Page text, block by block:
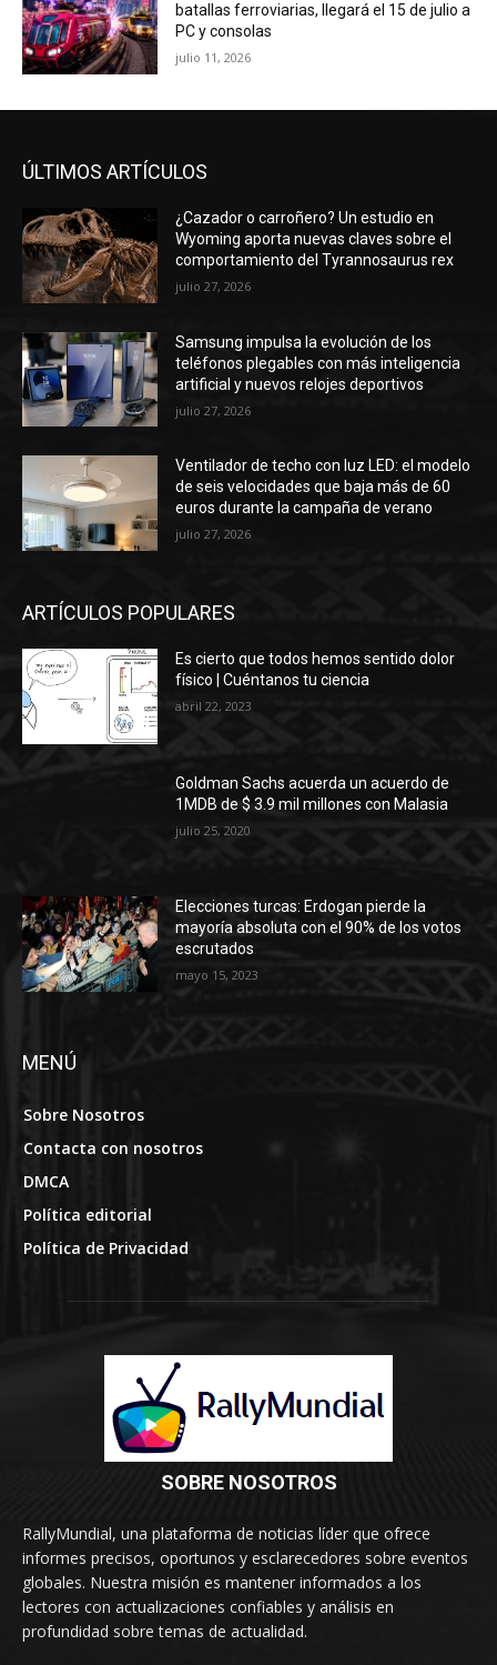
batallas ferroviarias, llegará el 15 de julio a
PC y consolas
julio 11, 2026
ÚLTIMOS ARTÍCULOS
¿Cazador o carroñero? Un estudio en
Wyoming aporta nuevas claves sobre el
comportamiento del Tyrannosaurus rex
julio 27, 2026
Samsung impulsa la evolución de los
teléfonos plegables con más inteligencia
artificial y nuevos relojes deportivos
julio 27, 2026
Ventilador de techo con luz LED: el modelo
de seis velocidades que baja más de 60
euros durante la campaña de verano
julio 27, 2026
ARTÍCULOS POPULARES
Es cierto que todos hemos sentido dolor
físico | Cuéntanos tu ciencia
abril 22, 2023
Goldman Sachs acuerda un acuerdo de
1MDB de $ 3.9 mil millones con Malasia
julio 25, 2020
Elecciones turcas: Erdogan pierde la
mayoría absoluta con el 90% de los votos
escrutados
mayo 15, 2023
MENÚ
Sobre Nosotros
Contacta con nosotros
DMCA
Política editorial
Política de Privacidad
SOBRE NOSOTROS
RallyMundial, una plataforma de noticias líder que ofrece
informes precisos, oportunos y esclarecedores sobre eventos
globales. Nuestra misión es mantener informados a los
lectores con actualizaciones confiables y análisis en
profundidad sobre temas de actualidad.